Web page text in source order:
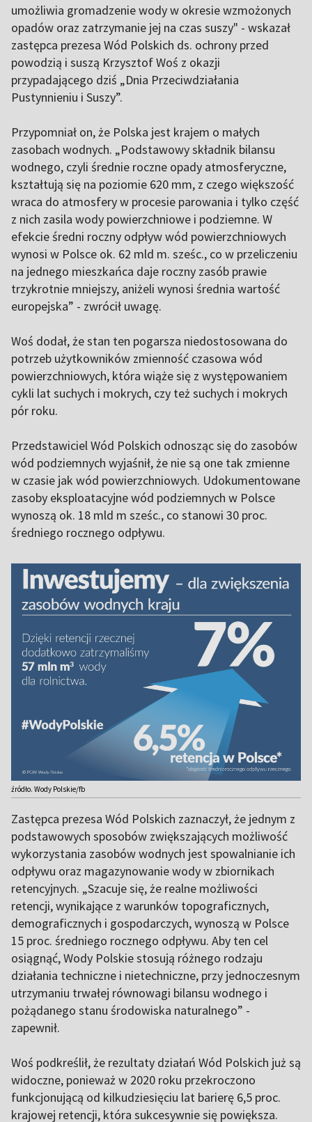
umożliwia gromadzenie wody w okresie wzmożonych
opadów oraz zatrzymanie jej na czas suszy" - wskazał
zastępca prezesa Wód Polskich ds. ochrony przed
powodzią i suszą Krzysztof Woś z okazji
przypadającego dziś „Dnia Przeciwdziałania
Pustynnieniu i Suszy”.
Przypomniał on, że Polska jest krajem o małych
zasobach wodnych. „Podstawowy składnik bilansu
wodnego, czyli średnie roczne opady atmosferyczne,
kształtują się na poziomie 620 mm, z czego większość
wraca do atmosfery w procesie parowania i tylko część
z nich zasila wody powierzchniowe i podziemne. W
efekcie średni roczny odpływ wód powierzchniowych
wynosi w Polsce ok. 62 mld m. sześc., co w przeliczeniu
na jednego mieszkańca daje roczny zasób prawie
trzykrotnie mniejszy, aniżeli wynosi średnia wartość
europejska” - zwrócił uwagę.
Woś dodał, że stan ten pogarsza niedostosowana do
potrzeb użytkowników zmienność czasowa wód
powierzchniowych, która wiąże się z występowaniem
cykli lat suchych i mokrych, czy też suchych i mokrych
pór roku.
Przedstawiciel Wód Polskich odnosząc się do zasobów
wód podziemnych wyjaśnił, że nie są one tak zmienne
w czasie jak wód powierzchniowych. Udokumentowane
zasoby eksploatacyjne wód podziemnych w Polsce
wynoszą ok. 18 mld m sześc., co stanowi 30 proc.
średniego rocznego odpływu.
źródło. Wody Polskie/fb
Zastępca prezesa Wód Polskich zaznaczył, że jednym z
podstawowych sposobów zwiększających możliwość
wykorzystania zasobów wodnych jest spowalnianie ich
odpływu oraz magazynowanie wody w zbiornikach
retencyjnych. „Szacuje się, że realne możliwości
retencji, wynikające z warunków topograficznych,
demograficznych i gospodarczych, wynoszą w Polsce
15 proc. średniego rocznego odpływu. Aby ten cel
osiągnąć, Wody Polskie stosują różnego rodzaju
działania techniczne i nietechniczne, przy jednoczesnym
utrzymaniu trwałej równowagi bilansu wodnego i
pożądanego stanu środowiska naturalnego” -
zapewnił.
Woś podkreślił, że rezultaty działań Wód Polskich już są
widoczne, ponieważ w 2020 roku przekroczono
funkcjonującą od kilkudziesięciu lat barierę 6,5 proc.
krajowej retencji, która sukcesywnie się powiększa.